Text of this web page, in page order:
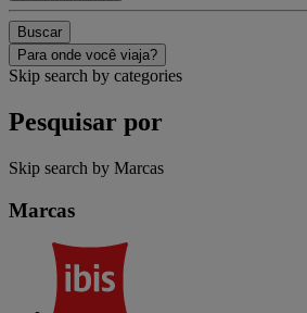
Buscar
Para onde você viaja?
Skip search by categories
Pesquisar por
Skip search by Marcas
Marcas